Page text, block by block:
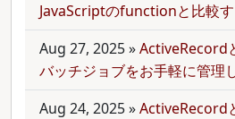
JavaScriptのfunctionと比較
Aug 27, 2025»
バッチジョブをお手軽に管理
Aug 24, 2025»